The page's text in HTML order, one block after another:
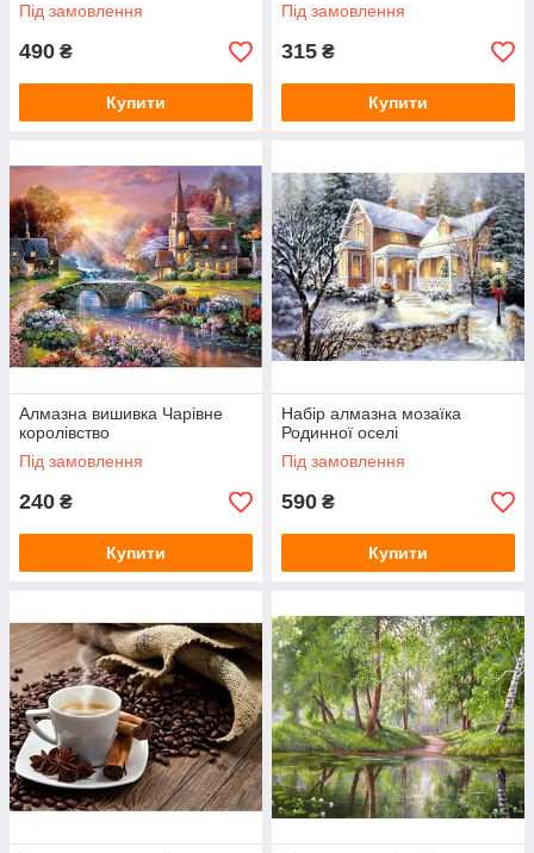
Під замовлення
490 ₴
Купити
Під замовлення
315 ₴
Купити
Алмазна вишивка Чарівне
королівство
Під замовлення
240 ₴
Купити
Набір алмазна мозаїка
Родинної оселі
Під замовлення
590 ₴
Купити